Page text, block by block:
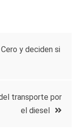
y deciden si
transporte por
el diesel